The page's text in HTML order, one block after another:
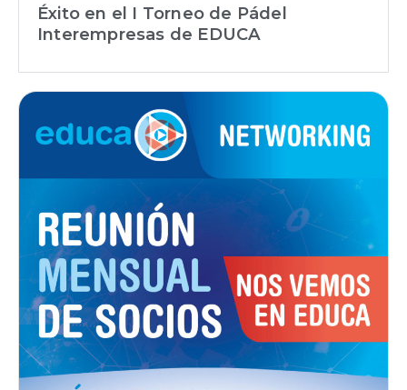
Éxito en el I Torneo de Pádel
Interempresas de EDUCA